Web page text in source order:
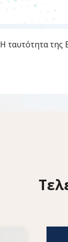
Η ταυτότητα της